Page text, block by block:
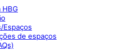
Espaços
de espaços